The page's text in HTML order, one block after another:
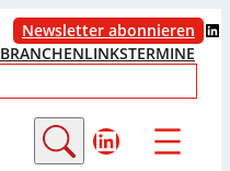
Newsletter abonnieren LinkedIn
BRANCHENLINKSTERMINE
LinkedIn